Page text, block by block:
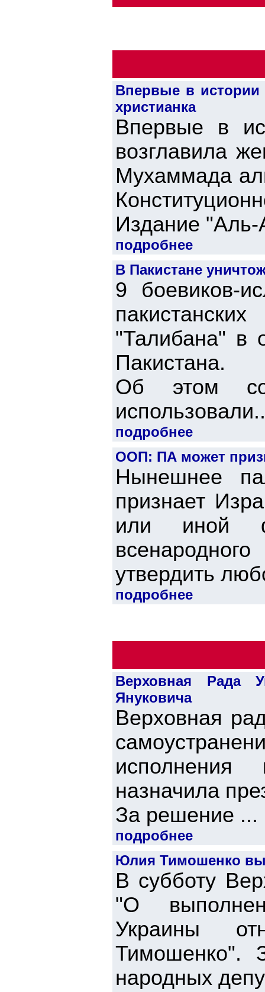
Впервые в истории
христианка
Впервые в
возглавила
Мухаммада
Издание "Аль-
подробнее
В Пакистане
9 боевиков-
"Талибана" в
Пакистана.
Об этом
подробнее
ООП: ПА может
Нынешнее
признает
или иной
утвердить
подробнее
Верховная Рада
Януковича
Верховная
исполнения
назначила
За решение ...
подробнее
Юлия Тимошенко
В субботу
"О
Украины
Тимошенко".
народных